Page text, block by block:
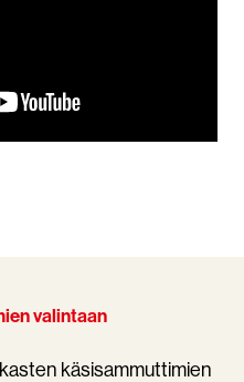
valintaan
käsisammuttimien